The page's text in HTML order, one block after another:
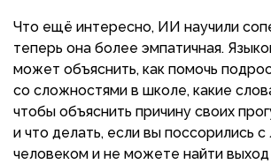
Что ещё интересно, ИИ научили
теперь она более эмпатичная.
может объяснить, как помочь
со сложностями в школе, какие
чтобы объяснить причину своих
и что делать, если вы поссорились
человеком и не можете найти